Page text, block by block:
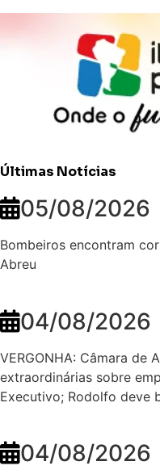
Últimas Notícias
05/08/2026
Bombeiros encontram
Abreu
04/08/2026
VERGONHA: Câmara de
extraordinárias sobre
Executivo; Rodolfo deve
04/08/2026